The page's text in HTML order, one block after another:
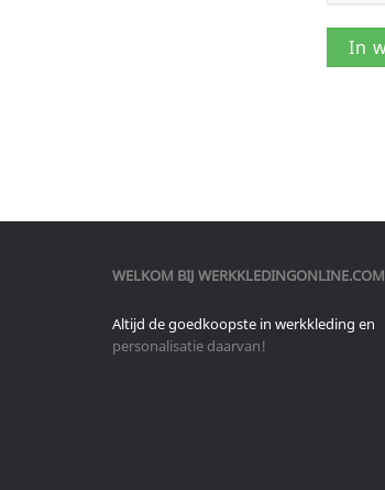
WELKOM BIJ WERKKLEDINGONLINE.COM
Altijd de goedkoopste in werkkleding en
personalisatie daarvan!